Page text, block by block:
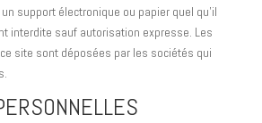
support électronique ou papier quel qu’il
interdite sauf autorisation expresse. Les
site sont déposées par les sociétés qui